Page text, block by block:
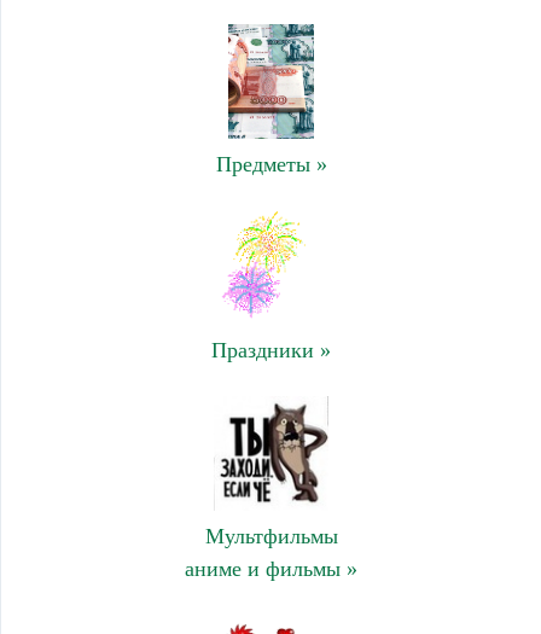
Предметы »
Праздники »
Мультфильмы
аниме и фильмы »